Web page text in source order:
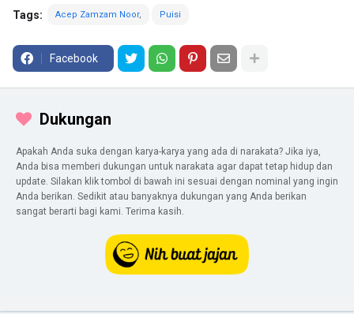
Tags: Acep Zamzam Noor Puisi
Facebook
Dukungan
Apakah Anda suka dengan karya-karya yang ada di narakata? Jika iya,
Anda bisa memberi dukungan untuk narakata agar dapat tetap hidup dan
update. Silakan klik tombol di bawah ini sesuai dengan nominal yang ingin
Anda berikan. Sedikit atau banyaknya dukungan yang Anda berikan
sangat berarti bagi kami. Terima kasih.